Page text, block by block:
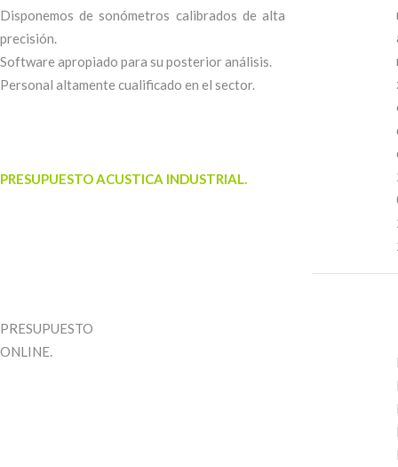
Disponemos de sonómetros calibrados de alta
precisión.
Software apropiado para su posterior análisis.
Personal altamente cualificado en el sector.
PRESUPUESTO ACUSTICA INDUSTRIAL.
PRESUPUESTO
ONLINE.